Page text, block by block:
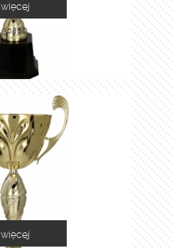
3086D
więcej
więcej